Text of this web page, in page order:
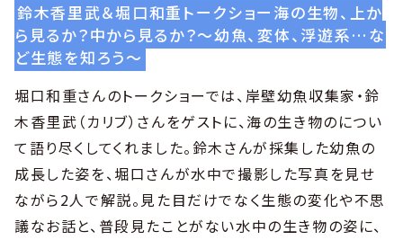
鈴木香里武＆堀口和重トークショー海の生物、上か
ら見るか？中から見るか？〜幼魚、変体、浮遊系…な
ど生態を知ろう〜
堀口和重さんのトークショーでは、岸壁幼魚収集家・鈴
木香里武（カリブ）さんをゲストに、海の生き物のについ
て語り尽くしてくれました。鈴木さんが採集した幼魚の
成長した姿を、堀口さんが水中で撮影した写真を見せ
ながら2人で解説。見た目だけでなく生態の変化や不思
議なお話と、普段見たことがない水中の生き物の姿に、